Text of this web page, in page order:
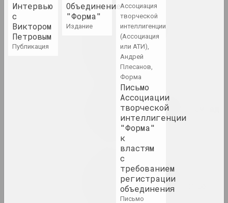
Chrysalis Mag
Традиционное искусство
Беларуси: как оно
сохраняется и
трансформируется в
современность
Уладзімір Зяленскі ў
"выжыванцы" з арнаментам ад
Руфіны Базловай
фотодокумент
Саша Рейзор
The Code of Presence:
Belarusian Protest
Embroideries and Textile
Patterns
Интервью
с
Виктором
Петровым
публикация
Объединение
"Форма"
издание
Ассоциация
творческой
интеллигенции
(Ассоциация
или АТИ),
Андрей
Плесанов,
Форма
Письмо
Ассоциации
творческой
интеллигенции
"Форма"
к
властям
с
требованием
регистрации
объединения
письмо